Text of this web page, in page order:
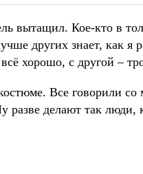
вытащил. Кое-кто в
других знает, как я
хорошо, с другой –
Все говорили
разве делают так люди,